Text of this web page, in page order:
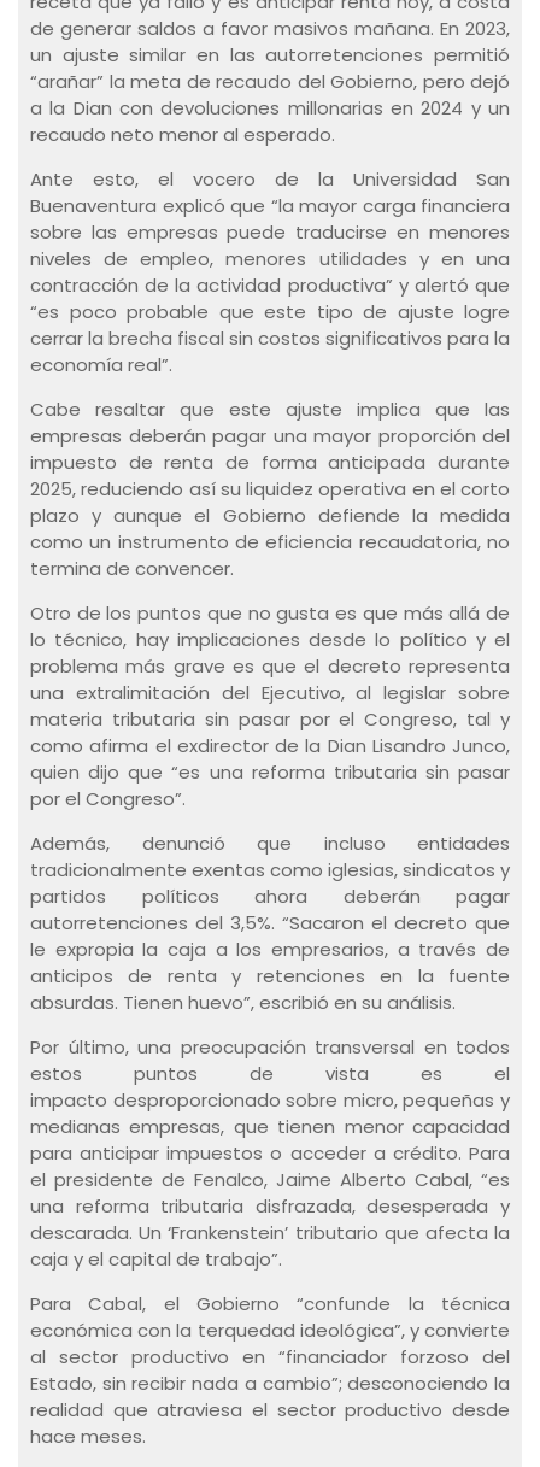
de generar saldos a favor masivos mañana. En 2023,
un ajuste similar en las autorretenciones permitió
“arañar” la meta de recaudo del Gobierno, pero dejó
a la Dian con devoluciones millonarias en 2024 y un
recaudo neto menor al esperado.
Ante esto, el vocero de la Universidad San
Buenaventura explicó que “la mayor carga financiera
sobre las empresas puede traducirse en menores
niveles de empleo, menores utilidades y en una
contracción de la actividad productiva” y alertó que
“es poco probable que este tipo de ajuste logre
cerrar la brecha fiscal sin costos significativos para la
economía real”.
Cabe resaltar que este ajuste implica que las
empresas deberán pagar una mayor proporción del
impuesto de renta de forma anticipada durante
2025, reduciendo así su liquidez operativa en el corto
plazo y aunque el Gobierno defiende la medida
como un instrumento de eficiencia recaudatoria, no
termina de convencer.
Otro de los puntos que no gusta es que más allá de
lo técnico, hay implicaciones desde lo político y el
problema más grave es que el decreto representa
una extralimitación del Ejecutivo, al legislar sobre
materia tributaria sin pasar por el Congreso, tal y
como afirma el exdirector de la Dian Lisandro Junco,
quien dijo que “es una reforma tributaria sin pasar
por el Congreso”.
Además, denunció que incluso entidades
tradicionalmente exentas como iglesias, sindicatos y
partidos políticos ahora deberán pagar
autorretenciones del 3,5%. “Sacaron el decreto que
le expropia la caja a los empresarios, a través de
anticipos de renta y retenciones en la fuente
absurdas. Tienen huevo”, escribió en su análisis.
Por último, una preocupación transversal en todos
estos puntos de vista es el
impacto desproporcionado sobre micro, pequeñas y
medianas empresas, que tienen menor capacidad
para anticipar impuestos o acceder a crédito. Para
el presidente de Fenalco, Jaime Alberto Cabal, “es
una reforma tributaria disfrazada, desesperada y
descarada. Un ‘Frankenstein’ tributario que afecta la
caja y el capital de trabajo”.
Para Cabal, el Gobierno “confunde la técnica
económica con la terquedad ideológica”, y convierte
al sector productivo en “financiador forzoso del
Estado, sin recibir nada a cambio”; desconociendo la
realidad que atraviesa el sector productivo desde
hace meses.